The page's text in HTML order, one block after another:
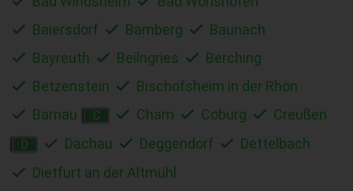
Baiersdorf
Bamberg
Baunach
Bayreuth
Beilngries
Berching
Betzenstein
Bischofsheim in der Rhön
Bärnau
C Cham Coburg Creußen
D Dachau Deggendorf
Dettelbach
Dietfurt an der Altmühl